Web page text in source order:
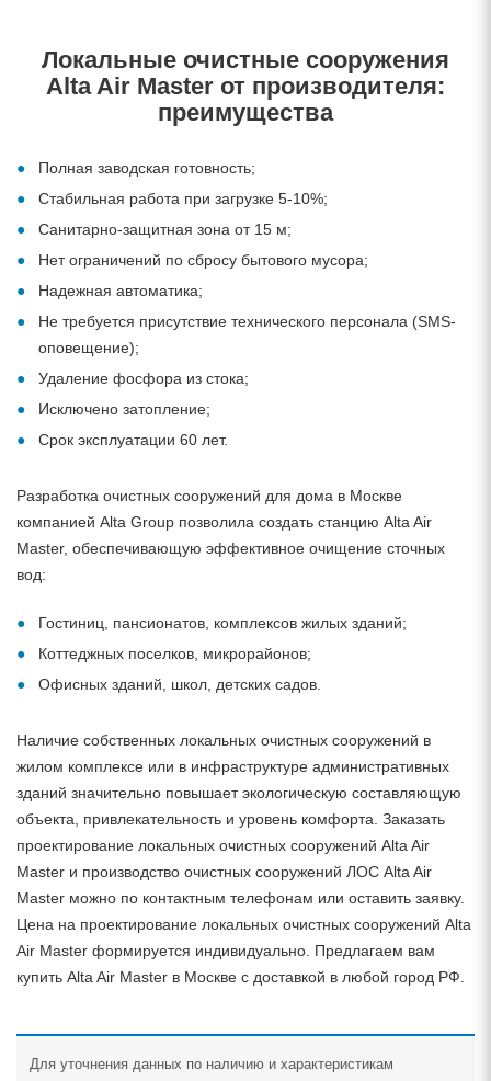
Локальные очистные сооружения
Alta Air Master от производителя:
преимущества
Полная заводская готовность;
Стабильная работа при загрузке 5-10%;
Санитарно-защитная зона от 15 м;
Нет ограничений по сбросу бытового мусора;
Надежная автоматика;
Не требуется присутствие технического персонала (SMS-
оповещение);
Удаление фосфора из стока;
Исключено затопление;
Срок эксплуатации 60 лет.
Разработка очистных сооружений для дома в Москве
компанией Alta Group позволила создать станцию Alta Air
Master, обеспечивающую эффективное очищение сточных
вод:
Гостиниц, пансионатов, комплексов жилых зданий;
Коттеджных поселков, микрорайонов;
Офисных зданий, школ, детских садов.
Наличие собственных локальных очистных сооружений в
жилом комплексе или в инфраструктуре административных
зданий значительно повышает экологическую составляющую
объекта, привлекательность и уровень комфорта. Заказать
проектирование локальных очистных сооружений Alta Air
Master и производство очистных сооружений ЛОС Alta Air
Master можно по контактным телефонам или оставить заявку.
Цена на проектирование локальных очистных сооружений Alta
Air Master формируется индивидуально. Предлагаем вам
купить Alta Air Master в Москве с доставкой в любой город РФ.
Для уточнения данных по наличию и характеристикам